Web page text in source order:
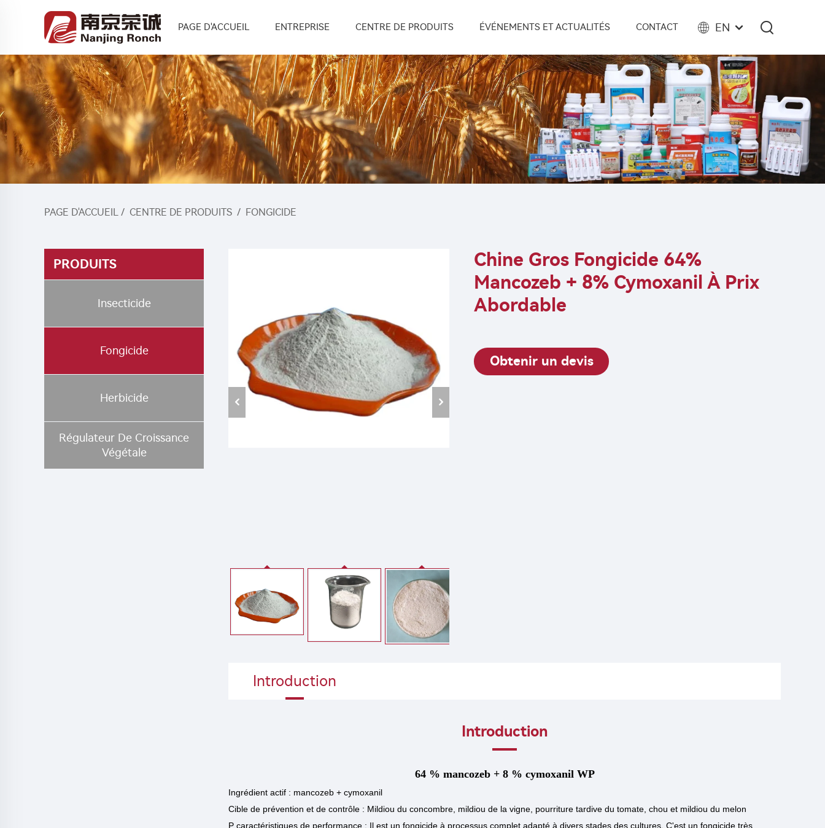
PAGE D'ACCUEIL ENTREPRISE CENTRE DE PRODUITS ÉVÉNEMENTS ET ACTUALITÉS CONTACT EN
PAGE D'ACCUEIL / CENTRE DE PRODUITS / FONGICIDE
PRODUITS
Insecticide
Fongicide
Herbicide
Régulateur De Croissance
Végétale
Chine Gros Fongicide 64%
Mancozeb + 8% Cymoxanil À Prix
Abordable
Obtenir un devis
Introduction
Introduction
64 % mancozeb + 8 % cymoxanil WP
Ingrédient actif : mancozeb + cymoxanil
Cible de prévention et de contrôle : Mildiou du concombre, mildiou de la vigne, pourriture tardive du tomate, chou et mildiou du melon
P caractéristiques de performance : Il est un fongicide à processus complet adapté à divers stades des cultures. C'est un fongicide très